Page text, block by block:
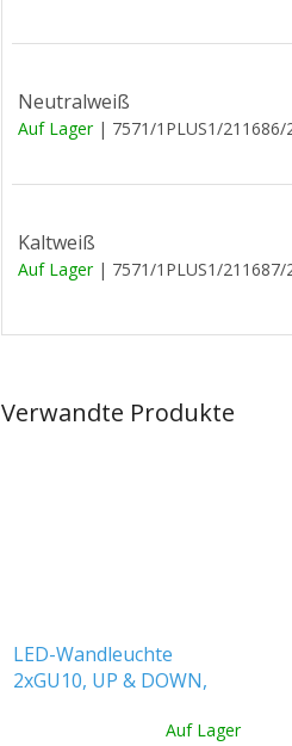
Verwandte Produkte
LED-Wandleuchte
2xGU10, UP & DOWN,
Auf Lager
Neutralweiß
Auf Lager | 7571/1PLUS1/211686/
Kaltweiß
Auf Lager | 7571/1PLUS1/211687/